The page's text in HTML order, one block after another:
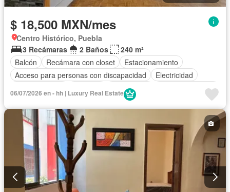
$ 18,500 MXN/mes
Centro Histórico, Puebla
3 Recámaras
2 Baños
240 m²
Balcón
Recámara con closet
Estacionamiento
Acceso para personas con discapacidad
Electricidad
Gas natural
Vista panorámica
Agua
06/07/2026 en - hh | Luxury Real Estate